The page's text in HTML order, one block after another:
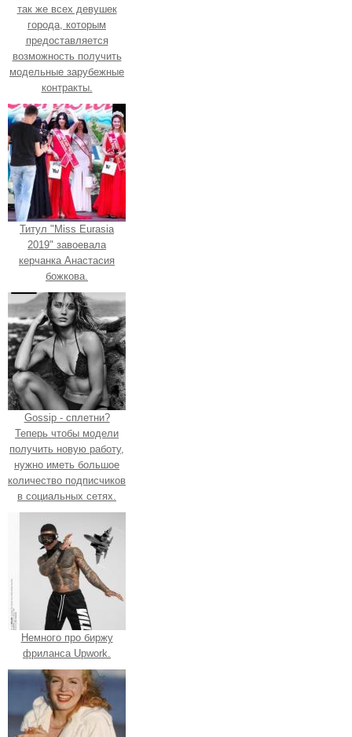
так же всех девушек
города, которым
предоставляется
возможность получить
модельные зарубежные
контракты.
Титул "Miss Eurasia
2019" завоевала
керчанка Анастасия
божкова.
Gossip - сплетни?
Теперь чтобы модели
получить новую работу,
нужно иметь большое
количество подписчиков
в социальных сетях.
Немного про биржу
фриланса Upwork.